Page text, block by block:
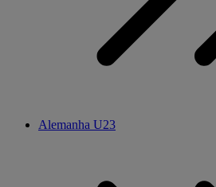
Alemanha U23